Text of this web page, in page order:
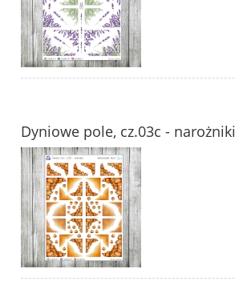
Dyniowe pole, cz.03c - narożniki